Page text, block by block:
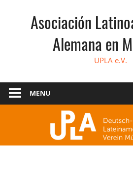
Asociación
Alemana en
UPLA e.V.
MENU